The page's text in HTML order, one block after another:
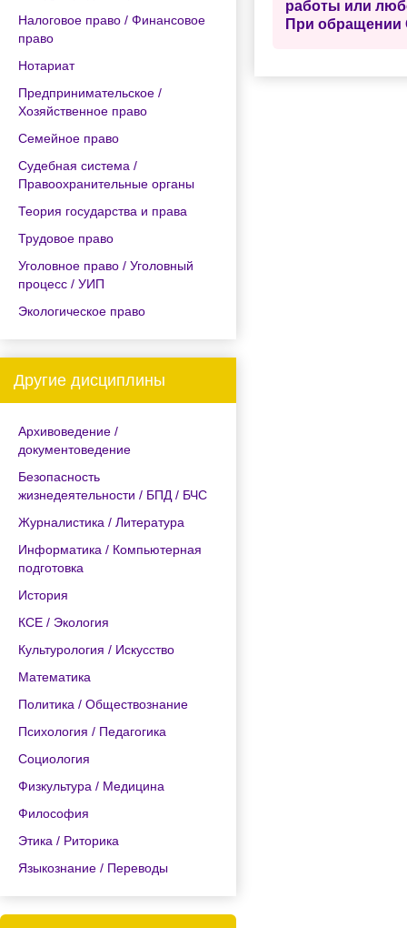
Налоговое право / Финансовое
право
Нотариат
Предпринимательское /
Хозяйственное право
Семейное право
Судебная система /
Правоохранительные органы
Теория государства и права
Трудовое право
Уголовное право / Уголовный
процесс / УИП
Экологическое право
Другие дисциплины
Архивоведение /
документоведение
Безопасность
жизнедеятельности / БПД / БЧС
Журналистика / Литература
Информатика / Компьютерная
подготовка
История
КСЕ / Экология
Культурология / Искусство
Математика
Политика / Обществознание
Психология / Педагогика
Социология
Физкультура / Медицина
Философия
Этика / Риторика
Языкознание / Переводы
работы или
При обращении